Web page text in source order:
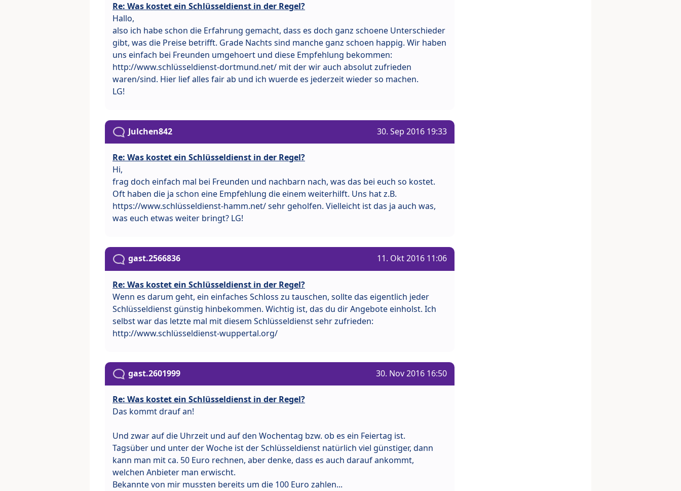
Re: Was kostet ein Schlüsseldienst in der Regel?
Hallo,
also ich habe schon die Erfahrung gemacht, dass es doch ganz schoene Unterschieder
gibt, was die Preise betrifft. Grade Nachts sind manche ganz schoen happig. Wir haben
uns einfach bei Freunden umgehoert und diese Empfehlung bekommen:
http://www.schlüsseldienst-dortmund.net/ mit der wir auch absolut zufrieden
waren/sind. Hier lief alles fair ab und ich wuerde es jederzeit wieder so machen.
LG!
Julchen842 30. Sep 2016 19:33
Re: Was kostet ein Schlüsseldienst in der Regel?
Hi,
frag doch einfach mal bei Freunden und nachbarn nach, was das bei euch so kostet.
Oft haben die ja schon eine Empfehlung die einem weiterhilft. Uns hat z.B.
https://www.schlüsseldienst-hamm.net/ sehr geholfen. Vielleicht ist das ja auch was,
was euch etwas weiter bringt? LG!
gast.2566836 11. Okt 2016 11:06
Re: Was kostet ein Schlüsseldienst in der Regel?
Wenn es darum geht, ein einfaches Schloss zu tauschen, sollte das eigentlich jeder
Schlüsseldienst günstig hinbekommen. Wichtig ist, das du dir Angebote einholst. Ich
selbst war das letzte mal mit diesem Schlüsseldienst sehr zufrieden:
http://www.schlüsseldienst-wuppertal.org/
gast.2601999 30. Nov 2016 16:50
Re: Was kostet ein Schlüsseldienst in der Regel?
Das kommt drauf an!
Und zwar auf die Uhrzeit und auf den Wochentag bzw. ob es ein Feiertag ist.
Tagsüber und unter der Woche ist der Schlüsseldienst natürlich viel günstiger, dann
kann man mit ca. 50 Euro rechnen, aber denke, dass es auch darauf ankommt,
welchen Anbieter man erwischt.
Bekannte von mir mussten bereits um die 100 Euro zahlen...